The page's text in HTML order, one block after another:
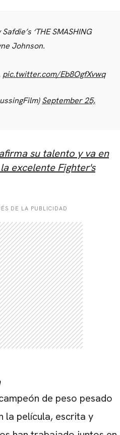
‘THE SMASHING
Johnson.
pic.twitter.com/Eb8OgfXvwq
September 25,
su talento y va en
excelente Fighter's
DE LA PUBLICIDAD
de peso pesado
la película, escrita y